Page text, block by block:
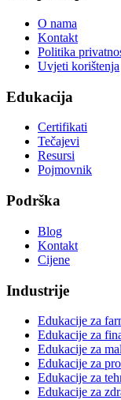
O nama
Kontakt
Politika
Uvjeti korištenja
Edukacija
Certifikati
Tečajevi
Resursi
Pojmovnik
Podrška
Blog
Kontakt
Cijene
Industrije
Edukacije za
Edukacije za
Edukacije za
Edukacije za
Edukacije za
Edukacije za